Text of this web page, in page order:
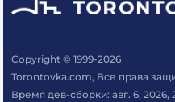
Copyright © 1999-2026
Torontovka.com, Все права
Время дев-сборки: авг. 6, 2026,